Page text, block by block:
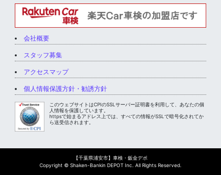
会社概要
スタッフ募集
アクセスマップ
個人情報保護方針・勧誘方針
このウェブサイトはCPIのSSLサーバー証明書を利用して、あなたの個
人情報を保護しています。
httpsで始まるアドレス上では、すべての情報がSSLで暗号化されてか
ら送受信されます。
【千葉県浦安市】車検・鈑金デポ
Copyright © Shaken-Bankin DEPOT Inc. All Rights Reserved.